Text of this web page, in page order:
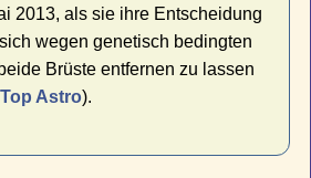
2013, als sie ihre Entscheidung
wegen genetisch bedingten
Brüste entfernen zu lassen
Astro).